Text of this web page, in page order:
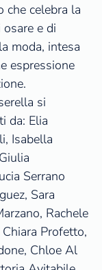
che celebra la
e di
moda, intesa
espressione
si
da: Elia
Isabella
Serrano
Sara
Rachele
Profetto,
Chloe Al